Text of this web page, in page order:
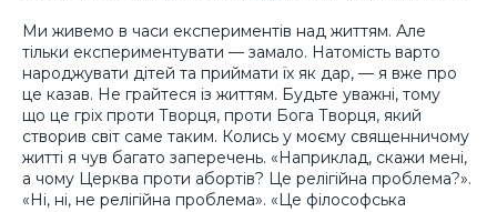
Ми живемо в часи експериментів над життям. Але
тільки експериментувати — замало. Натомість варто
народжувати дітей та приймати їх як дар, — я вже про
це казав. Не грайтеся із життям. Будьте уважні, тому
що це гріх проти Творця, проти Бога Творця, який
створив світ саме таким. Колись у моєму священничому
житті я чув багато заперечень. «Наприклад, скажи мені,
а чому Церква проти абортів? Це релігійна проблема?».
«Ні, ні, не релігійна проблема». «Це філософська